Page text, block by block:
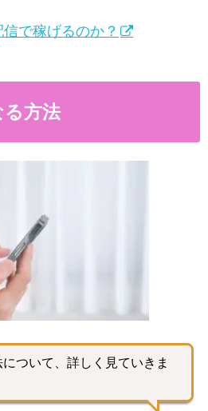
で稼げるのか？
方法
ついて、詳しく見ていきま